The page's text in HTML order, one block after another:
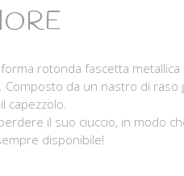
rotonda fascetta metallica
da un nastro di raso
capezzolo.
il suo ciuccio, in modo
disponibile!